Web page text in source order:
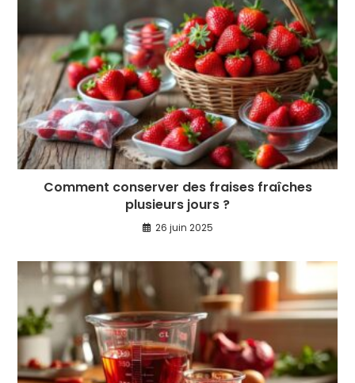
Comment conserver des fraises fraîches
plusieurs jours ?
26 juin 2025